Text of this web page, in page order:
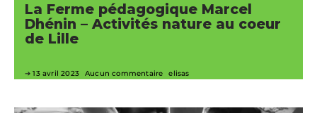
La Ferme pédagogique Marcel
Dhénin – Activités nature au coeur
de Lille
13 avril 2023 Aucun commentaire elisas